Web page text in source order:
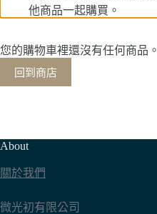
他商品一起購買。
您的購物車裡還沒有任何商品。
回到商店
About
關於我們
微光初有限公司